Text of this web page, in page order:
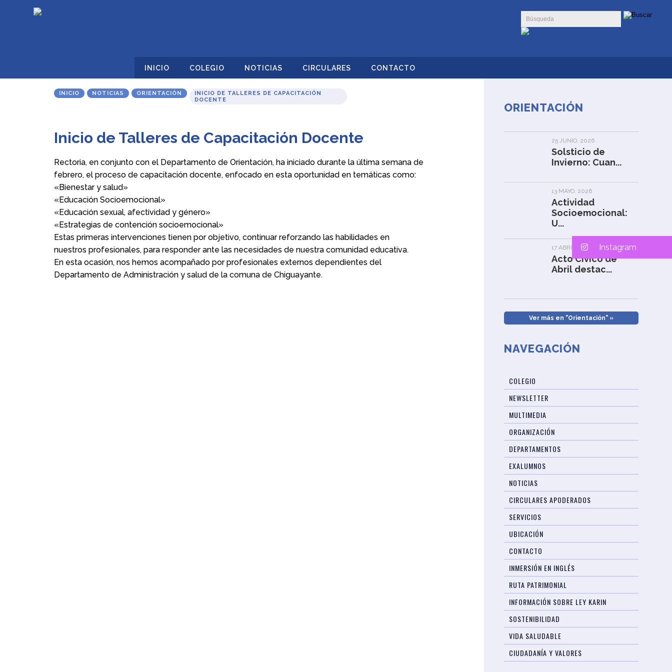
INICIO COLEGIO NOTICIAS CIRCULARES CONTACTO
INICIO NOTICIAS ORIENTACIÓN
INICIO DE TALLERES DE CAPACITACIÓN
DOCENTE
Inicio de Talleres de Capacitación Docente
Rectoria, en conjunto con el Departamento de Orientación, ha iniciado durante la última semana de
febrero, el proceso de capacitación docente, enfocado en esta oportunidad en temáticas como:
«Bienestar y salud»
«Educación Socioemocional»
«Educación sexual, afectividad y género»
«Estrategias de contención socioemocional»
Estas primeras intervenciones tienen por objetivo, continuar reforzando las habilidades en
nuestros profesionales, para responder ante las necesidades de nuestra comunidad educativa.
En esta ocasión, nos hemos acompañado por profesionales externos dependientes del
Departamento de Administración y salud de la comuna de Chiguayante.
ORIENTACIÓN
25 JUNIO, 2026
Solsticio de
Invierno: Cuan...
13 MAYO, 2026
Actividad
Socioemocional:
U...
17 ABRIL, 2026
Acto Cívico de
Abril destac...
Ver más en "Orientación" »
NAVEGACIÓN
COLEGIO
NEWSLETTER
MULTIMEDIA
ORGANIZACIÓN
DEPARTAMENTOS
EXALUMNOS
NOTICIAS
CIRCULARES APODERADOS
SERVICIOS
UBICACIÓN
CONTACTO
INMERSIÓN EN INGLÉS
RUTA PATRIMONIAL
INFORMACIÓN SOBRE LEY KARIN
SOSTENIBILIDAD
VIDA SALUDABLE
CIUDADANÍA Y VALORES
Instagram